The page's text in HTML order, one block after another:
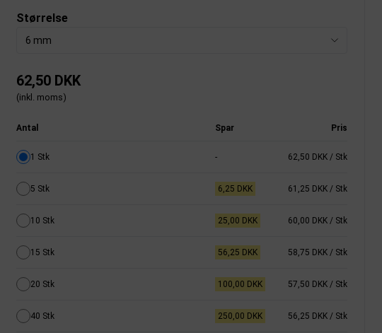
Størrelse
6 mm
62,50 DKK
(inkl. moms)
Antal Spar Pris
1 Stk - 62,50 DKK / Stk
5 Stk 6,25 DKK 61,25 DKK / Stk
10 Stk 25,00 DKK 60,00 DKK / Stk
15 Stk 56,25 DKK 58,75 DKK / Stk
20 Stk 100,00 DKK 57,50 DKK / Stk
40 Stk 250,00 DKK 56,25 DKK / Stk